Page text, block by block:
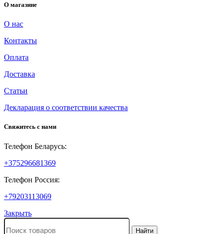
О магазине
О нас
Контакты
Оплата
Доставка
Статьи
Декларация о соответствии качества
Свяжитесь с нами
Телефон Беларусь:
+375296681369
Телефон Россия:
+79203113069
Закрыть
Найти